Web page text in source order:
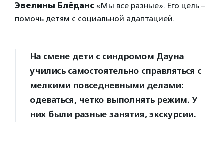
Эвелины Блёданс «Мы все разные». Его цель –
помочь детям с социальной адаптацией.
На смене дети с синдромом Дауна
учились самостоятельно справляться с
мелкими повседневными делами:
одеваться, четко выполнять режим. У
них были разные занятия, экскурсии.